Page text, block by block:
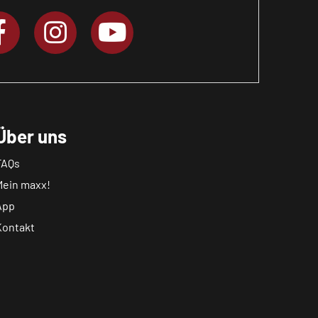
uns
maxx!